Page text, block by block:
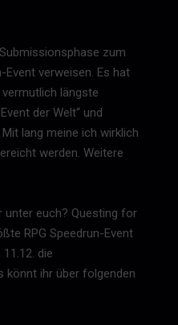
zum
verweisen. Es hat
vermutlich längste
der Welt“ und
lang meine ich wirklich
werden. Weitere
unter euch? Questing for
RPG Speedrun-Event
die
könnt ihr über folgenden